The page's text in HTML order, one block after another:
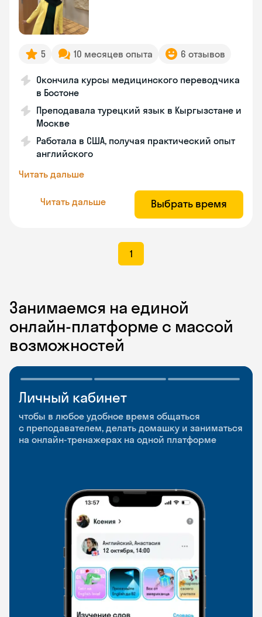
5 10 месяцев опыта 6 отзывов
Окончила курсы медицинского переводчика
в Бостоне
Преподавала турецкий язык в Кыргызстане и
Москве
Работала в США, получая практический опыт
английского
Читать дальше
Читать дальше Выбрать время
1
Занимаемся на единой
онлайн-платформе с массой
возможностей
Личный кабинет
чтобы в любое удобное время общаться
с преподавателем, делать домашку и заниматься
на онлайн-тренажерах на одной платформе
Мобильное
приложение
чтобы заниматься и изучать новые слова где
и когда удобно
Разговорные клубы
и Talks
Групповые занятия для разговорной практики
и индивидуальные встречи с преподавателями